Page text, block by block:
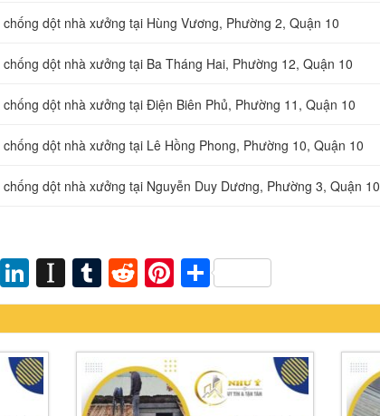
dột nhà xưởng tại Hùng Vương, Phường 2, Quận 10
dột nhà xưởng tại Ba Tháng Hai, Phường 12, Quận 10
dột nhà xưởng tại Điện Biên Phủ, Phường 11, Quận 10
dột nhà xưởng tại Lê Hồng Phong, Phường 10, Quận 10
dột nhà xưởng tại Nguyễn Duy Dương, Phường 3, Quận 10
TwitterLinkedIn
Instapaper
Tumblr
Reddit
Pinterest
Share